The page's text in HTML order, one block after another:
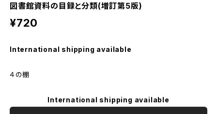
図書館資料の目録と分類(増訂第5版)
¥720
International shipping available
４の棚
International shipping available